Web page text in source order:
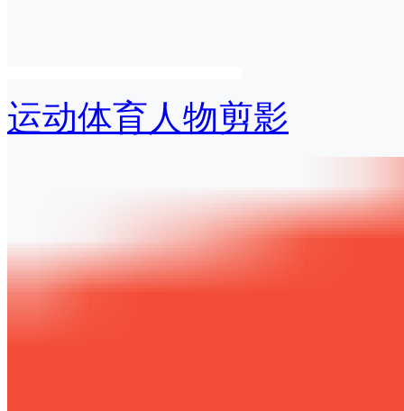
运动体育人物剪影